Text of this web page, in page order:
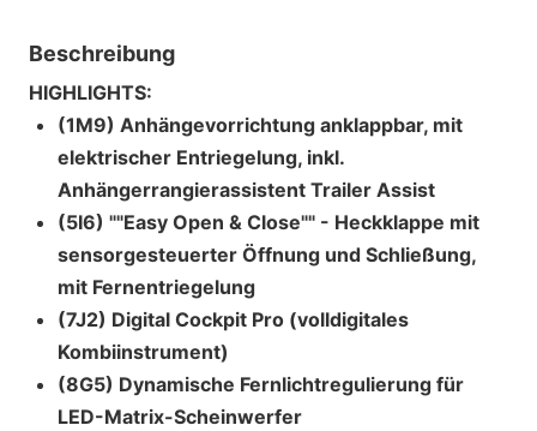
Beschreibung
HIGHLIGHTS:
(1M9) Anhängevorrichtung anklappbar, mit
elektrischer Entriegelung, inkl.
Anhängerrangierassistent Trailer Assist
(5I6) ""Easy Open & Close"" - Heckklappe mit
sensorgesteuerter Öffnung und Schließung,
mit Fernentriegelung
(7J2) Digital Cockpit Pro (volldigitales
Kombiinstrument)
(8G5) Dynamische Fernlichtregulierung für
LED-Matrix-Scheinwerfer